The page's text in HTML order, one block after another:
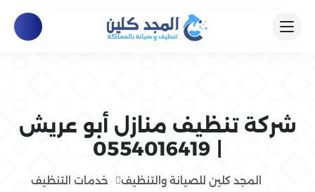
شركة تنظيف منازل أبو عريش
المجد كلين للصيانة والتنظيف خدمات التنظيف